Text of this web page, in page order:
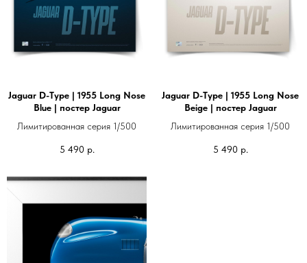
Jaguar D-Type | 1955 Long Nose
Blue | постер Jaguar
Лимитированная серия 1/500
5 490 р.
Jaguar D-Type | 1955 Long Nose
Beige | постер Jaguar
Лимитированная серия 1/500
5 490 р.